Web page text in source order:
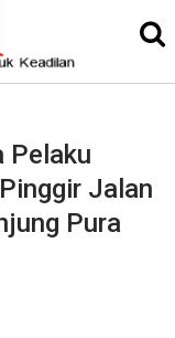
Pelaku
Jalan
Pura